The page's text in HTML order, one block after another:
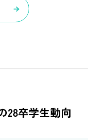
28卒学生動向